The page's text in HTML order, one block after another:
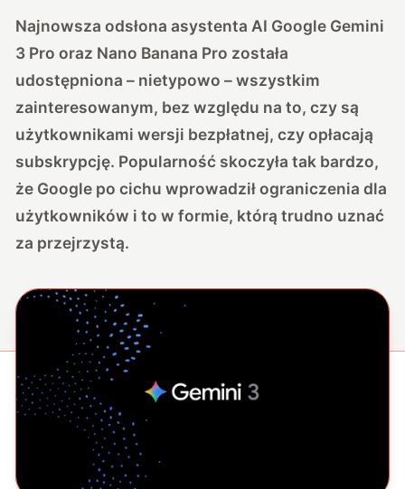
Najnowsza odsłona asystenta AI Google Gemini
3 Pro oraz Nano Banana Pro została
udostępniona – nietypowo – wszystkim
zainteresowanym, bez względu na to, czy są
użytkownikami wersji bezpłatnej, czy opłacają
subskrypcję. Popularność skoczyła tak bardzo,
że Google po cichu wprowadził ograniczenia dla
użytkowników i to w formie, którą trudno uznać
za przejrzystą.